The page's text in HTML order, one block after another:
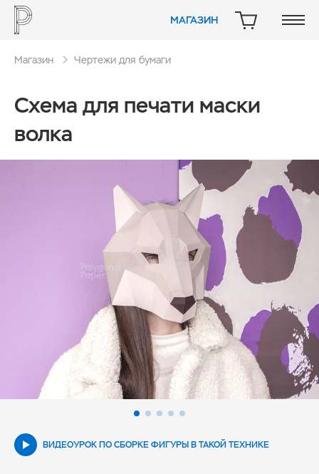
МАГАЗИН КОРЗИНА
Магазин Чертежи для бумаги
Схема для печати маски
волка
ВИДЕОУРОК ПО СБОРКЕ ФИГУРЫ В ТАКОЙ ТЕХНИКЕ